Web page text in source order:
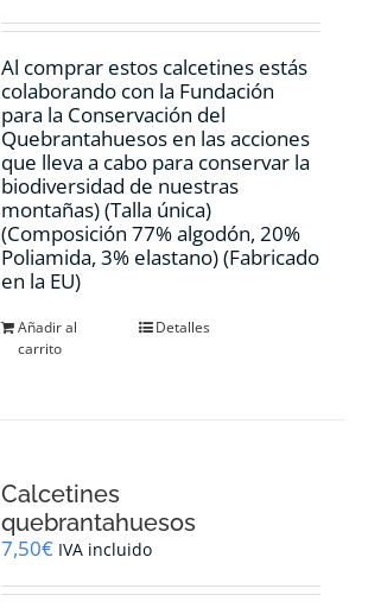
Al comprar estos calcetines estás
colaborando con la Fundación
para la Conservación del
Quebrantahuesos en las acciones
que lleva a cabo para conservar la
biodiversidad de nuestras
montañas) (Talla única)
(Composición 77% algodón, 20%
Poliamida, 3% elastano) (Fabricado
en la EU)
Añadir al
carrito
Detalles
Calcetines
quebrantahuesos
7,50€ IVA incluido